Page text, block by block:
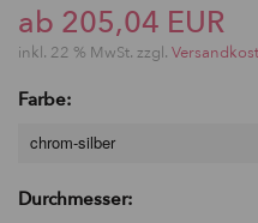
ab 205,04 EUR
inkl. 22 % MwSt. zzgl.
Farbe:
chrom-silber
Durchmesser: